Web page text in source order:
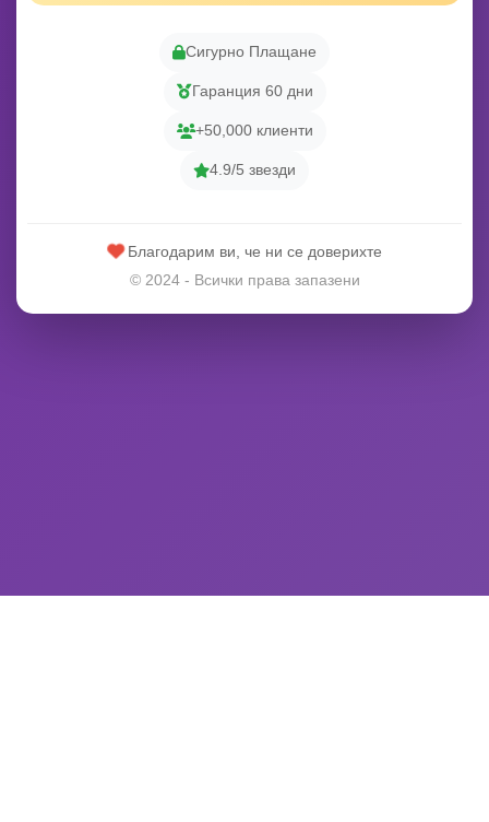
Сигурно Плащане
Гаранция 60 дни
+50,000 клиенти
4.9/5 звезди
Благодарим ви, че ни се доверихте
© 2024 - Всички права запазени